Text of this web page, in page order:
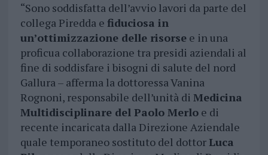
“Sono soddisfatta dell’avvio lavori da parte del
collega Piredda e fiduciosa in
un’ottimizzazione delle risorsee in una
proficua collaborazione tra presidi aziendali al
fine di soddisfare i bisogni di salute del nord
Gallura – afferma la dottoressa Vanina
Rognoni, responsabile dell’unità di Medicina
Multidisciplinare del Paolo Merloe di
recente incaricata dalla Direzione Aziendale
quale temporaneo sostituto del dottorLuca